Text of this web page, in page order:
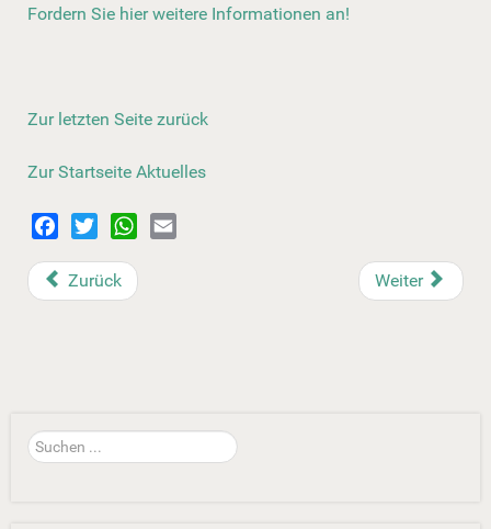
Fordern Sie hier weitere Informationen an!
Zur letzten Seite zurück
Zur Startseite Aktuelles
Zurück
Weiter
Suchen